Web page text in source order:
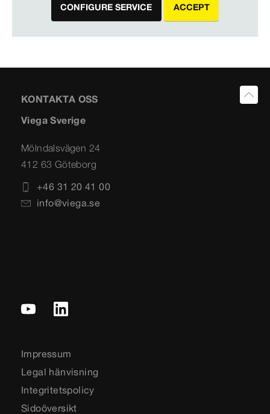
CONFIGURE SERVICE ACCEPT
KONTAKTA OSS
Viega Sverige
Mölndalsvägen 24
412 63 Göteborg
+46 31 20 41 00
info@viega.se
Impressum
Legal hänvisning
Integritetspolicy
Sidoöversikt